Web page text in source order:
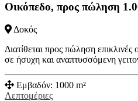
Οικόπεδο, προς πώληση
Δοκός
Διατίθεται προς πώληση
σε ήσυχη και αναπτυσσόμενη
Εμβαδόν: 1000 m²
Λεπτομέριες